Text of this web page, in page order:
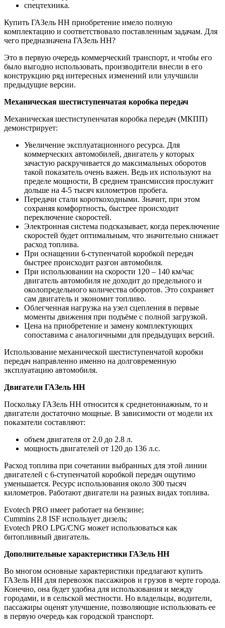
спецтехника.
Купить ГАЗель НН приобретение имело полную
комплектацию и соответствовало поставленным задачам. Для
чего предназначена ГАЗель НН?
Это в первую очередь коммерческий транспорт, и чтобы его
было выгодно использовать, производители внесли в его
конструкцию ряд интересных изменений или улучшили
предыдущие версии.
Механическая шестиступенчатая коробка передач
Механическая шестиступенчатая коробка передач (МКПП)
демонстрирует:
Увеличение эксплуатационного ресурса. Для
коммерческих автомобилей, двигатель у которых
зачастую раскручивается до максимальных оборотов
такой показатель очень важен. Ведь их используют на
пределе мощности, В среднем трансмиссия прослужит
дольше на 4-5 тысяч километров пробега.
Передачи стали короткоходными. Значит, при этом
сохраняя комфортность, быстрее происходит
переключение скоростей.
Электронная система подсказывает, когда переключение
скоростей будет оптимальным, что значительно снижает
расход топлива.
При оснащении 6-ступенчатой коробкой передач
быстрее происходит разгон автомобиля.
При использовании на скорости 120 – 140 км/час
двигатель автомобиля не доходит до предельного и
околопредельного количества оборотов. Это сохраняет
сам двигатель и экономит топливо.
Облегченная нагрузка на узел сцепления в первые
моменты движения при подъёме с полной загрузкой.
Цена на приобретение и замену комплектующих
сопоставима с аналогичными для предыдущих версий.
Использование механической шестиступенчатой коробки
передач направленно именно на долговременную
эксплуатацию автомобиля.
Двигатели ГАЗель НН
Поскольку ГАЗель НН относится к среднетоннажным, то и
двигатели достаточно мощные. В зависимости от модели их
показатели составляют:
объем двигателя от 2.0 до 2.8 л.
мощность двигателей от 120 до 136 л.с.
Расход топлива при сочетании выбранных для этой линии
двигателей с 6-ступенчатой коробкой передач ощутимо
уменьшается. Ресурс использования около 300 тысяч
километров. Работают двигатели на разных видах топлива.
Evotech PRO имеет работает на бензине;
Cummins 2.8 ISF использует дизель;
Evotech PRO LPG/CNG может использоваться как
битопливный двигатель.
Дополнительные характеристики ГАЗель НН
Во многом основные характеристики предлагают купить
ГАЗель НН для перевозок пассажиров и грузов в черте города.
Конечно, она будет удобна для использования и между
городами, и в сельской местности. Но владельцы, водители,
пассажиры оценят улучшение, позволяющие использовать ее
в первую очередь как городской транспорт.